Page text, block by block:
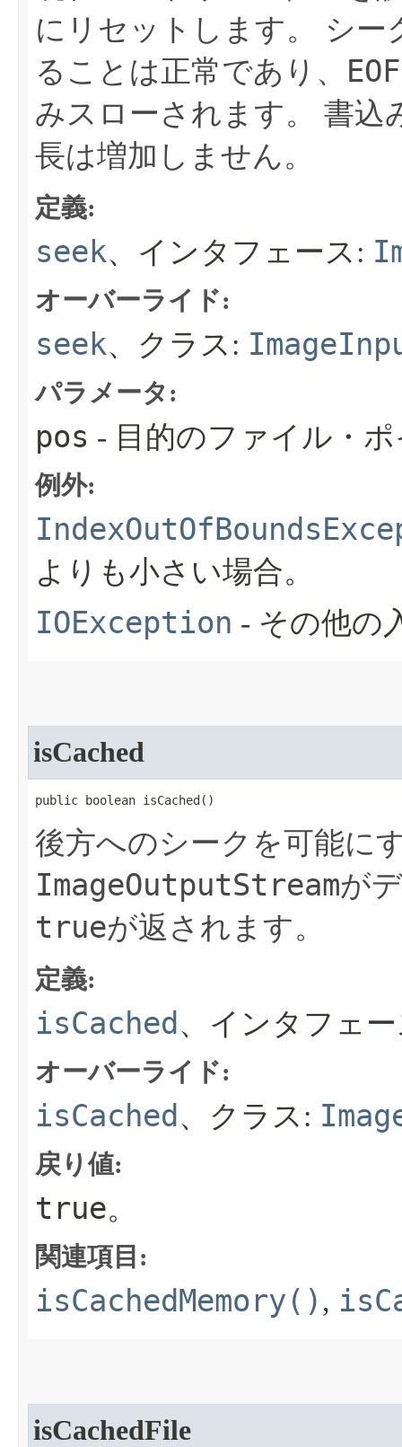
にリセットします。
シー
ることは正常であり、
みスローされます。
書込
長は増加しません。
定義:
seek、インタフェース:
オーバーライド:
seek、クラス:
パラメータ:
pos - 目的のファイル・
例外:
よりも小さい場合。
IOException - その他の
isCached
public boolean isCached​()
後方へのシークを可能に
ImageOutputStreamが
trueが返されます。
定義:
isCached 、インタフェ
オーバーライド:
isCached 、クラス:
戻り値:
true。
関連項目:
isCachedMemory() ,
isCachedFile